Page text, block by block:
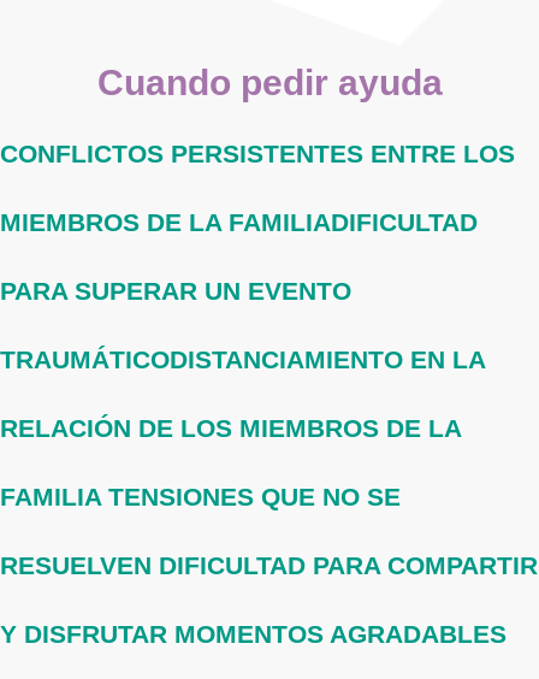
Cuando pedir ayuda
CONFLICTOS PERSISTENTES ENTRE LOS
MIEMBROS DE LA FAMILIADIFICULTAD
PARA SUPERAR UN EVENTO
TRAUMÁTICODISTANCIAMIENTO EN LA
RELACIÓN DE LOS MIEMBROS DE LA
FAMILIA TENSIONES QUE NO SE
RESUELVEN DIFICULTAD PARA COMPARTIR
Y DISFRUTAR MOMENTOS AGRADABLES